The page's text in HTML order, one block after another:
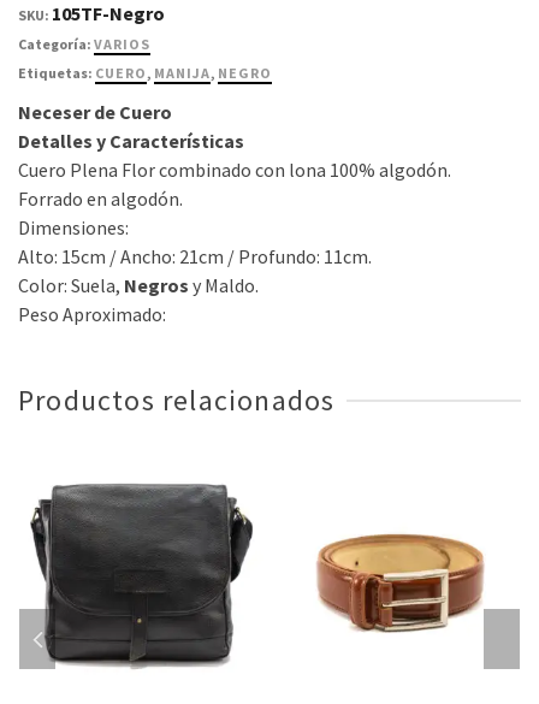
SKU: 105TF-Negro
Categoría: VARIOS
Etiquetas: CUERO, MANIJA, NEGRO
Neceser de Cuero
Detalles y Características
Cuero Plena Flor combinado con lona 100% algodón.
Forrado en algodón.
Dimensiones:
Alto: 15cm / Ancho: 21cm / Profundo: 11cm.
Color: Suela, Negros y Maldo.
Peso Aproximado:
Productos relacionados